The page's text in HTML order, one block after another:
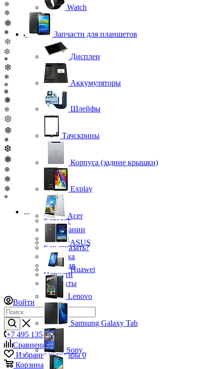
❅
❄
❅
❅
❄
❆
❅
❄
❄
❄
❆
❅
❄
❆
❅
❅
❆
❅
❅
❅
❅
❅
...
Каталог
О компании
Бренды
Как заказать?
Доставка
Гарантия
Новости
Контакты
Войти
+7 495 135-39-43
Сравнение0
Избранные товары 0
Корзина
Watch
Запчасти для планшетов
Дисплеи
Аккумуляторы
Шлейфы
Тачскрины
Корпуса (задние крышки)
Explay
Acer
ASUS
Huawei
Lenovo
Samsung Galaxy Tab
Sony